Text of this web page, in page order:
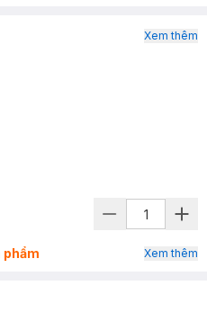
Xem thêm
phẩm Xem thêm